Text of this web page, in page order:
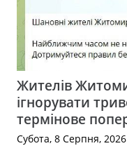
Жителів
ігнорувати
термінове
Субота, 8 Серпня, 2026